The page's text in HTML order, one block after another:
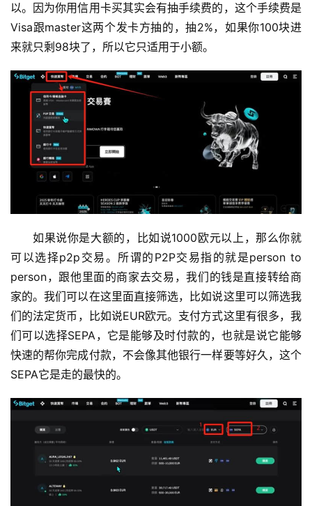
以。因为你用信用卡买其实会有抽手续费的，这个手续费是
Visa跟master这两个发卡方抽的，抽2%，如果你100块进
来就只剩98块了，所以它只适用于小额。
如果说你是大额的，比如说1000欧元以上，那么你就
可以选择p2p交易。所谓的P2P交易指的就是person to
person，跟他里面的商家去交易，我们的钱是直接转给商
家的。我们可以在这里面直接筛选，比如说这里可以筛选我
们的法定货币，比如说EUR欧元。支付方式这里有很多，我
们可以选择SEPA，它是能够及时付款的，也就是说它能够
快速的帮你完成付款，不会像其他银行一样要等好久，这个
SEPA它是走的最快的。